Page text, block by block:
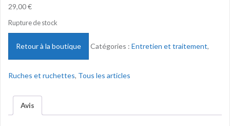
29,00€
Rupture de stock
Retour à la boutique Catégories : Entretien et traitement,
Ruches et ruchettes, Tous les articles
Avis